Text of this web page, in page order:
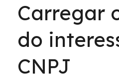
Carregar
do
CNPJ